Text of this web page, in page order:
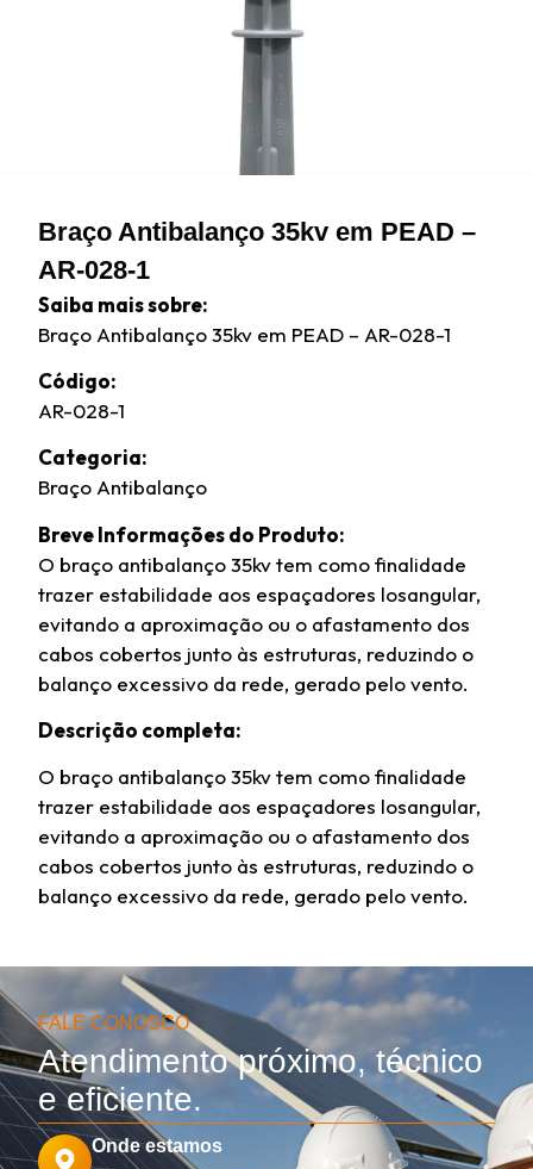
Braço Antibalanço 35kv em PEAD –
AR-028-1
Saiba mais sobre:
Braço Antibalanço 35kv em PEAD – AR-028-1
Código:
AR-028-1
Categoria:
Braço Antibalanço
Breve Informações do Produto:
O braço antibalanço 35kv tem como finalidade
trazer estabilidade aos espaçadores losangular,
evitando a aproximação ou o afastamento dos
cabos cobertos junto às estruturas, reduzindo o
balanço excessivo da rede, gerado pelo vento.
Descrição completa:
O braço antibalanço 35kv tem como finalidade
trazer estabilidade aos espaçadores losangular,
evitando a aproximação ou o afastamento dos
cabos cobertos junto às estruturas, reduzindo o
balanço excessivo da rede, gerado pelo vento.
FALE CONOSCO
Atendimento próximo, técnico
e eficiente.
Onde estamos